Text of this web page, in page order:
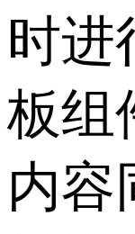
时进
板组
内容